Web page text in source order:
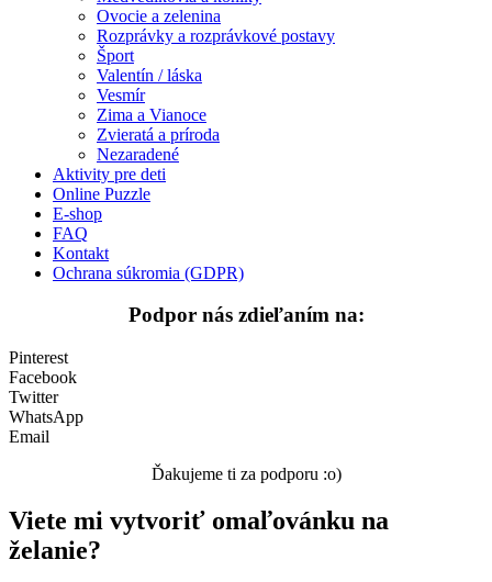
Zima a Vianoce
Zvieratá a príroda
Ovocie a zelenina
Rozprávky a rozprávkové postavy
Šport
Valentín / láska
Vesmír
Zima a Vianoce
Zvieratá a príroda
Nezaradené
Aktivity pre deti
Online Puzzle
E-shop
FAQ
Kontakt
Ochrana súkromia (GDPR)
Podpor nás zdieľaním na:
Pinterest
Facebook
Twitter
WhatsApp
Email
Ďakujeme ti za podporu :o)
Viete mi vytvoriť omaľovánku na
želanie?